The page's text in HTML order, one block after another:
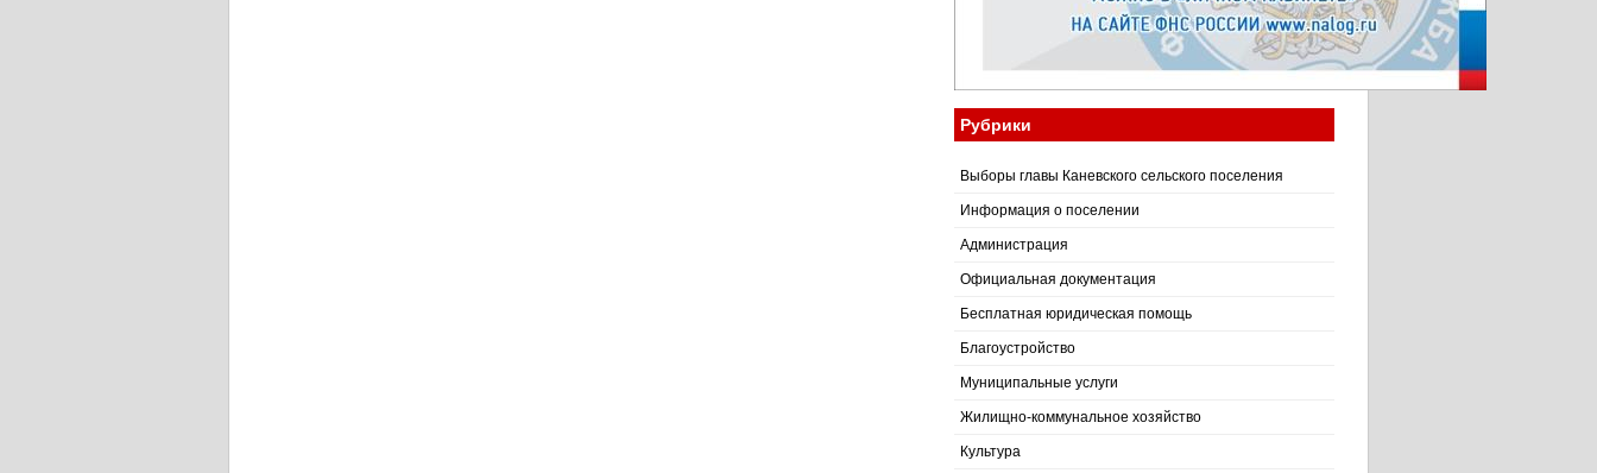
Рубрики
Выборы главы Каневского сельского поселения
Информация о поселении
Администрация
Официальная документация
Бесплатная юридическая помощь
Благоустройство
Муниципальные услуги
Жилищно-коммунальное хозяйство
Культура